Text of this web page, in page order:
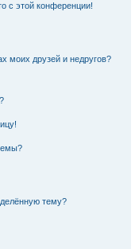
с этой конференции!
моих друзей и недругов?
тему?